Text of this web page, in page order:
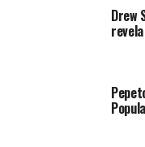
Drew